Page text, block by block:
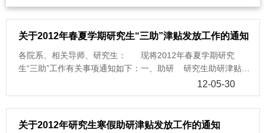
关于2012年春夏学期研究生“三助”津贴发放工作的通知
各院系、相关导师、研究生： 现将2012年春夏学期研究
生“三助”工作有关事项通知如下：一、助研 研究生助研津贴发
放在财务平台上操作，操作方式如下： 1、请导师登陆浙江大
学高级财务管理平台：
http://cwcx.zju.edu.cn/wingsoft/index.jsp； 2、助研操作方式
同酬金发放，摘要务必填写为：12春夏学期硕助研津贴或12春夏
12-05-30
关于2012年研究生寒假助研津贴发放工作的通知